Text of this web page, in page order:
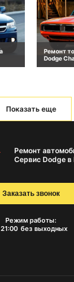
Ремонт
Dodge
Показать еще
Ремонт
Сервис Dodge в
Режим работы:
без выходных
Заказать звонок